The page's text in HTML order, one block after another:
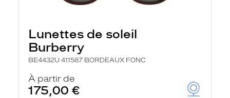
Lunettes de soleil
Burberry
BE4432U 411587 BORDEAUX FONC
À partir de
175,00 €